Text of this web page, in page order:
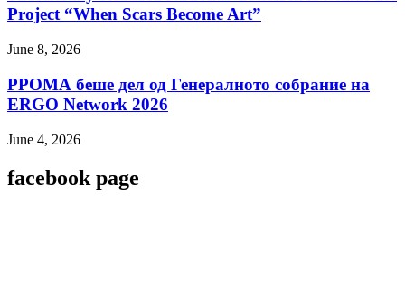
Project “When Scars Become Art”
June 8, 2026
РРОМА беше дел од Генералното собрание на
ERGO Network 2026
June 4, 2026
facebook page